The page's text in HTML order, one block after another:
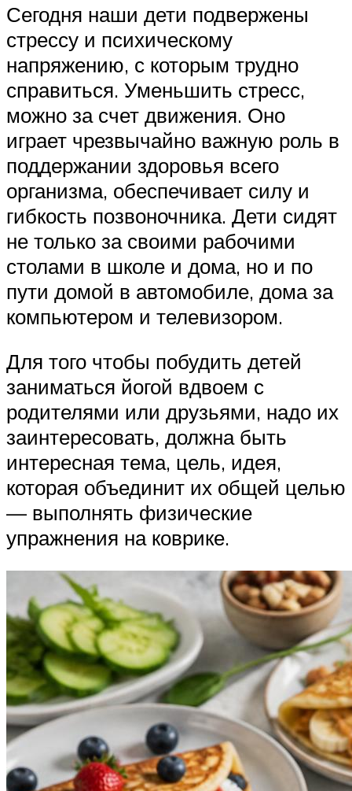
Сегодня наши дети подвержены
стрессу и психическому
напряжению, с которым трудно
справиться. Уменьшить стресс,
можно за счет движения. Оно
играет чрезвычайно важную роль в
поддержании здоровья всего
организма, обеспечивает силу и
гибкость позвоночника. Дети сидят
не только за своими рабочими
столами в школе и дома, но и по
пути домой в автомобиле, дома за
компьютером и телевизором.
Для того чтобы побудить детей
заниматься йогой вдвоем с
родителями или друзьями, надо их
заинтересовать, должна быть
интересная тема, цель, идея,
которая объединит их общей целью
— выполнять физические
упражнения на коврике.